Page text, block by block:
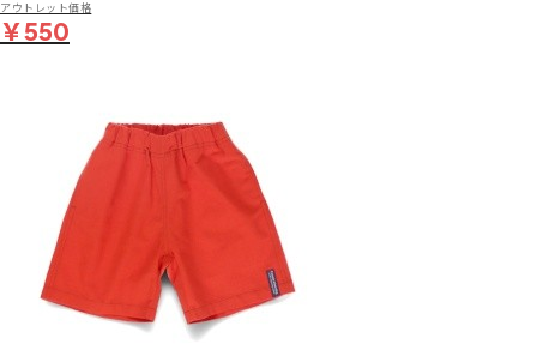
アウトレット価格
￥550